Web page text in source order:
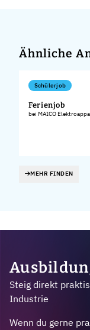
Ähnliche
Schülerjob
Ferienjob
bei MAICO
MEHR FINDEN
Steig direkt
Industrie
Wenn du gerne